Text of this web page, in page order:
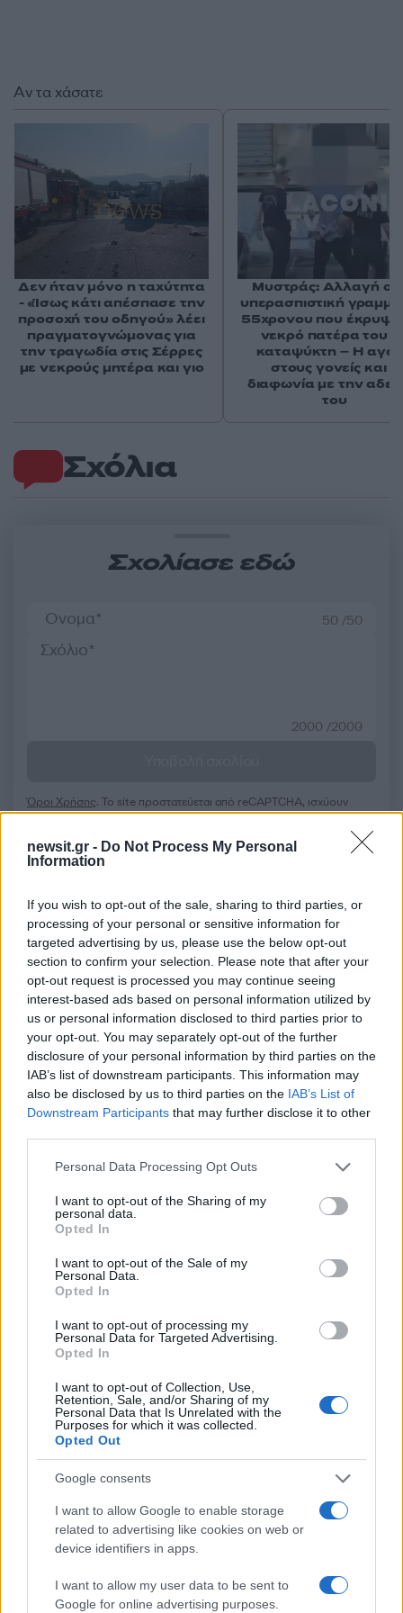
newsit.gr - Do Not Process My Personal
Information
If you wish to opt-out of the sale, sharing to third parties, or
processing of your personal or sensitive information for
targeted advertising by us, please use the below opt-out
section to confirm your selection. Please note that after your
opt-out request is processed you may continue seeing
interest-based ads based on personal information utilized by
us or personal information disclosed to third parties prior to
your opt-out. You may separately opt-out of the further
disclosure of your personal information by third parties on the
IAB’s list of downstream participants. This information may
also be disclosed by us to third parties on the IAB’s List of
Downstream Participants that may further disclose it to other
Please note that this website/app uses one or more Google
not limited to your visit or usage behaviour. You may click to
grant or deny consent to Google and its third-party tags to
use your data for below specified purposes in below Google
consent section.
Personal Data Processing Opt Outs
I want to opt-out of the Sharing of my
personal data.
Opted In
I want to opt-out of the Sale of my
Personal Data.
Opted In
I want to opt-out of processing my
Personal Data for Targeted Advertising.
Opted In
I want to opt-out of Collection, Use,
Retention, Sale, and/or Sharing of my
Personal Data that Is Unrelated with the
Purposes for which it was collected.
Opted Out
Google consents
I want to allow Google to enable storage
related to advertising like cookies on web or
device identifiers in apps.
I want to allow my user data to be sent to
Google for online advertising purposes.
Σχόλια
Σχολίασε εδώ
50 /50
2000 /2000
Όροι Χρήσης. Το site προστατεύεται από reCAPTCHA, ισχύουν
Πολιτική Απορρήτου&Όροι Χρήσηςτης Google.
Ελλάδα
ΜΗΧΑΝΟΓΡΑΦΙΚΟ
Share:
Ακολουθήστε το Νewsit.gr στο Google News
ενημερωθείτε πρώτοι για όλη την ειδησεογραφία και τα
τελευταία νέα της ημέρας
Αν τα χάσατε
Δεν ήταν μόνο η ταχύτητα
- «Ίσως κάτι απέσπασε την
προσοχή του οδηγού» λέει
πραγματογνώμονας για
την τραγωδία στις Σέρρες
με νεκρούς μητέρα και γιο
Μυστράς: Αλλαγή
υπερασπιστική
55χρονου που έκρυψε
νεκρό πατέρα του
καταψύκτη – Η
στους γονείς και η
διαφωνία με την
του
Πιο δημοφιλή
Η Ελένη Φωτοπούλου ευχήθηκε για τη
γιορτή του Άκη Παυλόπουλου: «Δεκαπέντε
χρόνια μου διδάσκει υπομονή και αγάπη»
Αριστοτέλης Δαμίγος: Στο Αποτεφρωτήριο
Ριτσώνας το «ύστατο χαίρε» στον Έλληνα
Ψάθα
Η Αγγελική Ηλιάδη περιγράφει το θαύμα
της: «Ήταν ό,τι πιο όμορφο έχω δει στη ζωή
μου»
ανθρώπους που είχαν ανάγκη» - Η πρώτη
δήλωση της οικογένειας της 38χρονης
Λίζα που βρέθηκε νεκρή στην Κυψέλη
Ο Γιάννης Φακίνος αποκάλυψε πώς έγινε
viral το τραγούδι του «Λογαριασμός» που
ερμηνεύει η Κατερίνα Λιόλιου
Πιο σχολιασμένα
Έφυγαν οι συνεργάτες, μένει η Μαρία
Καρυστιανού - Η επόμενη μέρα για την